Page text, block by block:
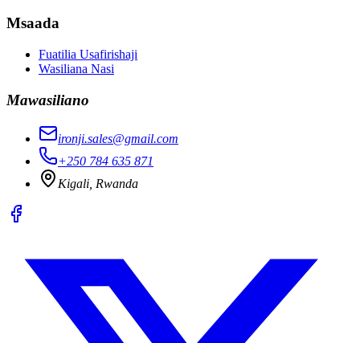
Msaada
Fuatilia Usafirishaji
Wasiliana Nasi
Mawasiliano
ironji.sales@gmail.com
+250 784 635 871
Kigali, Rwanda